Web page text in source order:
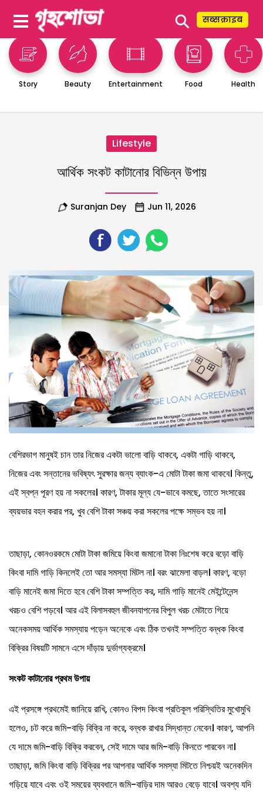
⚲ सब्सक्राइब
Story Beauty Entertainment Food Health
Lifestyle
আর্থিক সংকট কাটানোর বিভিন্ন উপায়
Suranjan Dey Jun 11, 2026
বেশিরভাগ মানুষই চান তার নিজের একটা ভালো বাড়ি থাকবে, একটা গাড়ি থাকবে,
নিজের এবং সন্তানের ভবিষ্যৎ সুরক্ষার জন্য ব্যাংক-এ মোটা টাকা জমা থাকবে। কিন্তু,
এই স্বপ্ন পূরণ হয় না সকলের। কারণ, টাকার মূল্য যে-ভাবে কমছে, তাতে সংসারের
ব্যয়ভার বহন করার পর, খুব বেশি টাকা সঞ্চয় করা সকলের পক্ষে সম্ভব হয় না।
তাছাড়া, কোনওরকমে মোটা টাকা জমিয়ে কিংবা জমানো টাকা নিঃশেষ করে বড়ো বাড়ি
কিংবা দামি গাড়ি কিনলেই তো আর সমস্যা মিটল না। বরং ঝামেলা বাড়ল। কারণ, বড়ো
বাড়ি মানেই জমা দিতে হবে বেশি টাকা সম্পত্তি কর, দামি গাড়ি মানেই মেইন্টেনেন্স
খরচও বেশি পড়বে। আর এই বিলাসবহুল জীবনযাপনের বিপুল খরচ মেটাতে গিয়ে
অনেকসময় আর্থিক সমস্যায় পড়েন অনেকে এবং ঠিক তখনই সম্পত্তি বন্ধক কিংবা
বিক্রির বিষয়টি সামনে এসে দাঁড়ায় দুর্ভাগ্যক্রমে।
সংকটকাটানোরপ্রথমউপায়
এই প্রসঙ্গে প্রথমেই জানিয়ে রাখি, কোনও বিপদ কিংবা প্রতিকূল পরিস্থিতির মুখোমুখি
হলেও, চট করে জমি-বাড়ি বিক্রি না করে, বন্ধক রাখার সিদ্ধান্ত নেবেন। কারণ, আপনি
যে দামে জমি-বাড়ি বিক্রি করবেন, সেই দামে আর জমি-বাড়ি কিনতে পারবেন না।
তাছাড়া, জমি কিংবা বাড়ি বিক্রির পর আপনার আর্থিক সমস্যা মিটতে নিশ্চয়ই অনেকদিন
গড়িয়ে যাবে এবং ওই সময়ের ব্যবধানে জমি-বাড়ির দাম আরও বেড়ে যাবে। অবশ্য যদি